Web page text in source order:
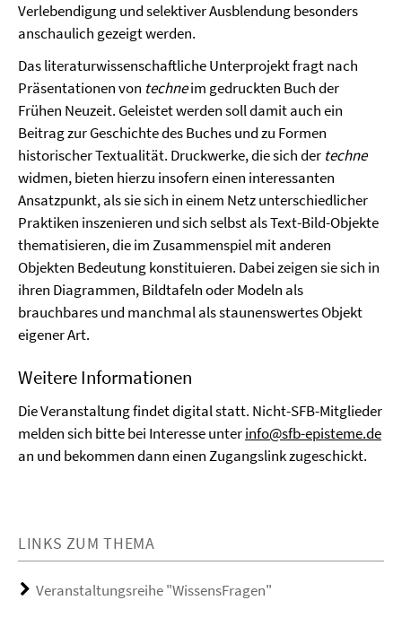
Verlebendigung und selektiver Ausblendung besonders
anschaulich gezeigt werden.
Das literaturwissenschaftliche Unterprojekt fragt nach
Präsentationen von techneim gedruckten Buch der
Frühen Neuzeit. Geleistet werden soll damit auch ein
Beitrag zur Geschichte des Buches und zu Formen
historischer Textualität. Druckwerke, die sich der techne
widmen, bieten hierzu insofern einen interessanten
Ansatzpunkt, als sie sich in einem Netz unterschiedlicher
Praktiken inszenieren und sich selbst als Text-Bild-Objekte
thematisieren, die im Zusammenspiel mit anderen
Objekten Bedeutung konstituieren. Dabei zeigen sie sich in
ihren Diagrammen, Bildtafeln oder Modeln als
brauchbares und manchmal als staunenswertes Objekt
eigener Art.
Weitere Informationen
Die Veranstaltung findet digital statt. Nicht-SFB-Mitglieder
melden sich bitte bei Interesse unterinfo@sfb-episteme.de
an und bekommen dann einen Zugangslink zugeschickt.
LINKS ZUM THEMA
Veranstaltungsreihe "WissensFragen"